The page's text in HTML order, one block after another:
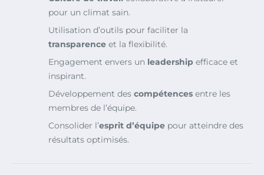
pour un climat sain.
Utilisation d’outils pour faciliter la
transparence et la flexibilité.
Engagement envers un leadership efficace et
inspirant.
Développement des compétences entre les
membres de l’équipe.
Consolider l’esprit d’équipe pour atteindre des
résultats optimisés.